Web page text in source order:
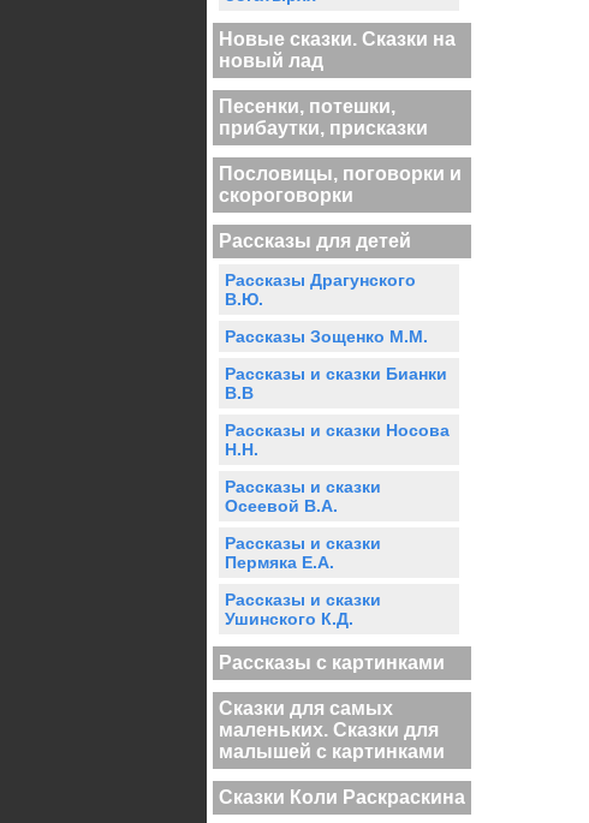
Новые сказки. Сказки на
новый лад
Песенки, потешки,
прибаутки, присказки
Пословицы, поговорки и
скороговорки
Рассказы для детей
Рассказы Драгунского
В.Ю.
Рассказы Зощенко М.М.
Рассказы и сказки Бианки
В.В
Рассказы и сказки Носова
Н.Н.
Рассказы и сказки
Осеевой В.А.
Рассказы и сказки
Пермяка Е.А.
Рассказы и сказки
Ушинского К.Д.
Рассказы с картинками
Сказки для самых
маленьких. Сказки для
малышей с картинками
Сказки Коли Раскраскина